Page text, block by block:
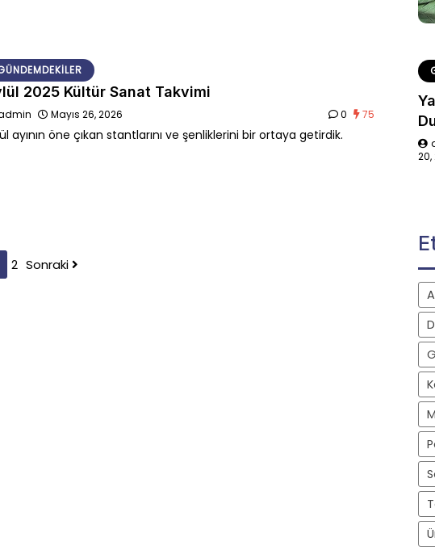
2025 Kültür Sanat Takvimi
Mayıs 26, 2026 0 75
ayının öne çıkan stantlarını ve şenliklerini bir ortaya getirdik.
2 Sonraki
20,